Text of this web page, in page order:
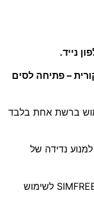
– פתיחה לסים
ברשת אחת בלבד
נדידה של
צוות טקפון במצע שחרור נעילה – פתיחה SIMFREE לשימוש